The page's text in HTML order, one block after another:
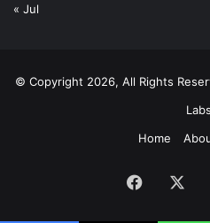
« Jul
© Copyright 2026, All Rights
Labs
Home